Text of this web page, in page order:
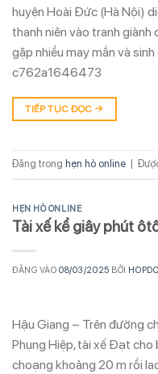
huyện Hoài Đức (Hà Nội)
thanh niên vào tranh
gặp nhiều may mắn và
c762a1646473
TIẾP TỤC ĐỌC →
Đăng trong hẹn hò online
HẸN HÒ ONLINE
Tài xế kể giây phút
ĐĂNG VÀO08/03/2025 BỞI
Hậu Giang – Trên đường
Phụng Hiệp, tài xế Đạt
choạng khoảng 20 m rồi